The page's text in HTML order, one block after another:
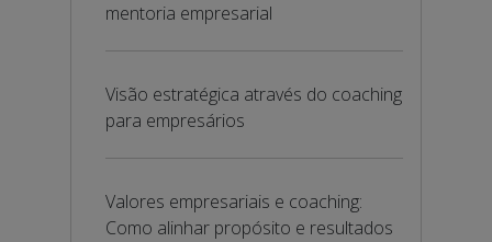
mentoria empresarial
Visão estratégica através do coaching
para empresários
Valores empresariais e coaching:
Como alinhar propósito e resultados